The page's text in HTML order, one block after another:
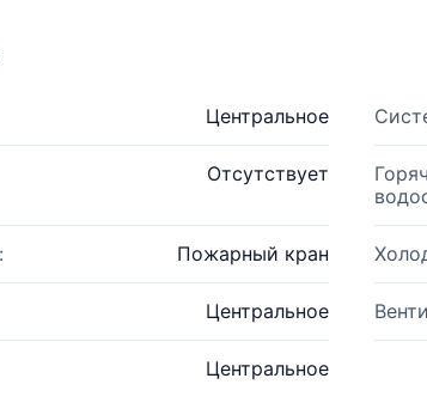
Центральное
Отсутствует
Пожарный кран
Центральное
Центральное